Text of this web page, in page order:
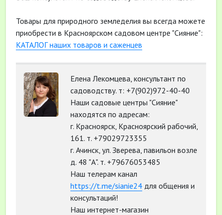
Товары для природного земледелия вы всегда можете
приобрести в Красноярском садовом центре "Сияние":
КАТАЛОГ наших товаров и саженцев
Елена Лекомцева, консультант по
садоводству. т: +7(902)972-40-40
Наши садовые центры "Сияние"
находятся по адресам:
г. Красноярск, Красноярский рабочий,
161. т. +79029723355
г. Ачинск, ул. Зверева, павильон возле
д. 48 "А". т. +79676053485
Наш телерам канал
https://t.me/sianie24 для общения и
консультаций!
Наш интернет-магазин